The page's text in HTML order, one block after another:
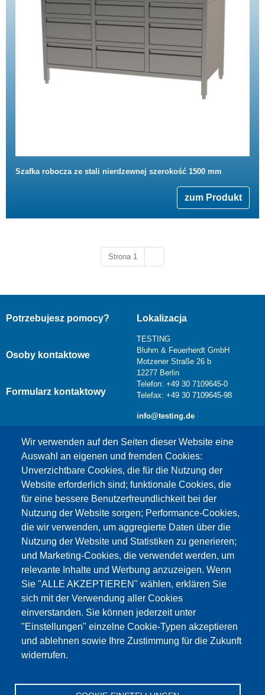
Szafka robocza ze stali nierdzewnej szerokość 1500 mm
zum Produkt
Strona 1
Wir verwenden auf den Seiten dieser Website eine
Auswahl an eigenen und fremden Cookies:
Unverzichtbare Cookies, die für die Nutzung der
Website erforderlich sind; funktionale Cookies, die
für eine bessere Benutzerfreundlichkeit bei der
Nutzung der Website sorgen; Performance-Cookies,
die wir verwenden, um aggregierte Daten über die
Nutzung der Website und Statistiken zu generieren;
und Marketing-Cookies, die verwendet werden, um
relevante Inhalte und Werbung anzuzeigen. Wenn
Sie "ALLE AKZEPTIEREN" wählen, erklären Sie
sich mit der Verwendung aller Cookies
einverstanden. Sie können jederzeit unter
"Einstellungen" einzelne Cookie-Typen akzeptieren
und ablehnen sowie Ihre Zustimmung für die Zukunft
widerrufen.
Potrzebujesz pomocy?
Osoby kontaktowe
Formularz kontaktowy
Lokalizacja
TESTING
Bluhm & Feuerherdt GmbH
Motzener Straße 26 b
12277 Berlin
Telefon: +49 30 7109645-0
Telefax: +49 30 7109645-98
info@testing.de
Dieser Inhalt ist blockiert, da die Google Maps
Cookies nicht akzeptiert wurden.
NUR DIE GOOGLE MAPS COOKIES
AKZEPTIEREN.
Alle Cookies akzeptieren